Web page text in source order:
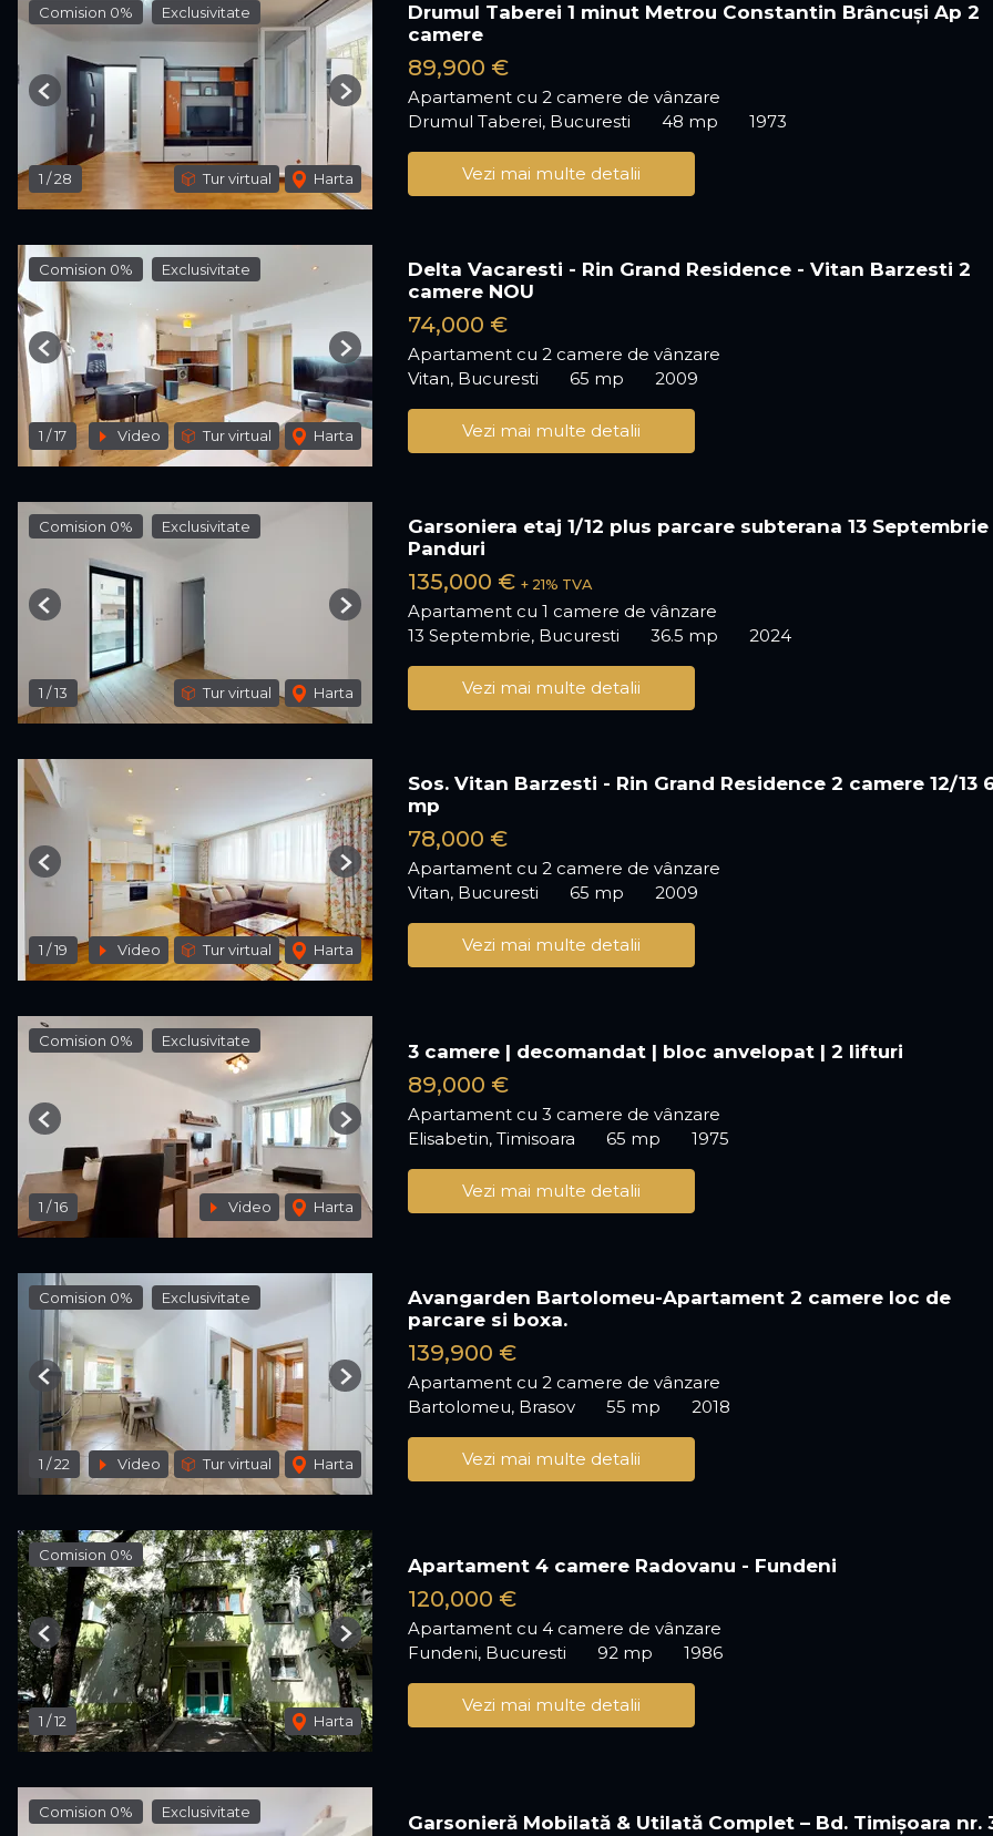
Comision 0% Exclusivitate
1 /28 Tur virtual Harta
Previous Next
Drumul Taberei 1 minut Metrou Constantin Brâncuși Ap 2
camere
89,900 €
Apartament cu 2 camere de vânzare
Drumul Taberei, Bucuresti
48 mp 1973
Vezi mai multe detalii
Comision 0% Exclusivitate
1 /17 Video Tur virtual Harta
Previous Next
Delta Vacaresti - Rin Grand Residence - Vitan Barzesti 2
camere NOU
74,000 €
Apartament cu 2 camere de vânzare
Vitan, Bucuresti
65 mp 2009
Vezi mai multe detalii
Comision 0% Exclusivitate
1 /13 Tur virtual Harta
Previous Next
Garsoniera etaj 1/12 plus parcare subterana 13 Septembrie
Panduri
135,000 € + 21% TVA
Apartament cu 1 camere de vânzare
13 Septembrie, Bucuresti
36.5 mp 2024
Vezi mai multe detalii
1 /19 Video Tur virtual Harta
Previous Next
Sos. Vitan Barzesti - Rin Grand Residence 2 camere 12/13
mp
78,000 €
Apartament cu 2 camere de vânzare
Vitan, Bucuresti
65 mp 2009
Vezi mai multe detalii
Comision 0% Exclusivitate
1 /16 Video Harta
Previous Next
3 camere | decomandat | bloc anvelopat | 2 lifturi
89,000 €
Apartament cu 3 camere de vânzare
Elisabetin, Timisoara
65 mp 1975
Vezi mai multe detalii
Comision 0% Exclusivitate
1 /22 Video Tur virtual Harta
Previous Next
Avangarden Bartolomeu-Apartament 2 camere loc de
parcare si boxa.
139,900 €
Apartament cu 2 camere de vânzare
Bartolomeu, Brasov
55 mp 2018
Vezi mai multe detalii
Comision 0%
1 /12 Harta
Previous Next
Apartament 4 camere Radovanu - Fundeni
120,000 €
Apartament cu 4 camere de vânzare
Fundeni, Bucuresti
92 mp 1986
Vezi mai multe detalii
Comision 0% Exclusivitate
Garsonieră Mobilată & Utilată Complet – Bd. Timișoara nr.